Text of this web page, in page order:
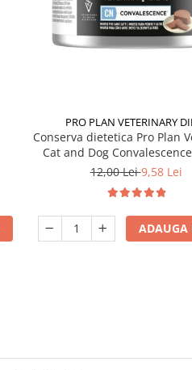
PRO PLAN VETERINARY
Conserva dietetica Pro Plan
Cat and Dog
12,00 Lei9,58 Lei
ADAUGA